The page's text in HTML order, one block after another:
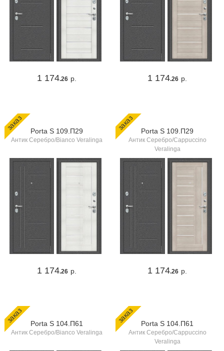
1 174.26 р. 1 174.26 р.
заказ Porta S 109.П29
Антик Серебро/Bianco Veralinga
1 174.26 р.
заказ Porta S 109.П29
Антик Серебро/Cappuccino
Veralinga
1 174.26 р.
заказ Porta S 104.П61
Антик Серебро/Bianco Veralinga
заказ Porta S 104.П61
Антик Серебро/Cappuccino
Veralinga